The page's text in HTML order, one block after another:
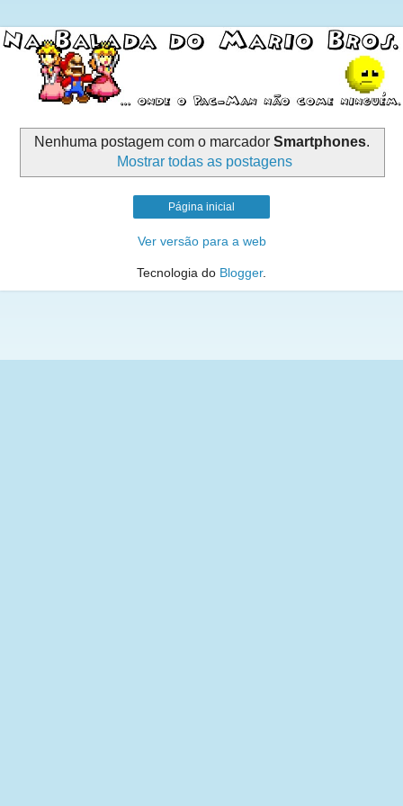
Nenhuma postagem com o marcador Smartphones.
Mostrar todas as postagens
Página inicial
Ver versão para a web
Tecnologia do Blogger.